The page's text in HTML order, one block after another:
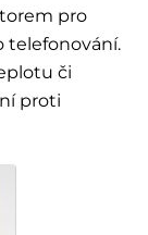
pro
telefonování.
či
proti